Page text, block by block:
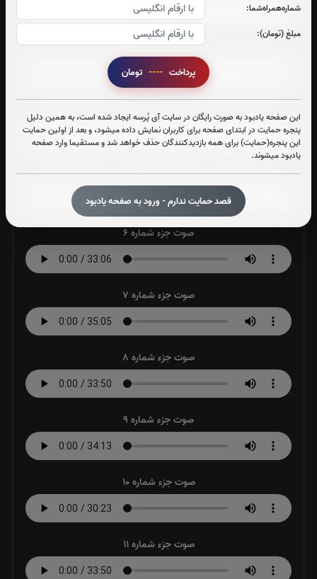
شماره‌همراه‌شما:
مبلغ (تومان):
پرداخت ----
این صفحه یادبود به صورت رایگان در سایت آی پُرسه ایجاد شده است، به همین دلیل
پنجره حمایت در ابتدای صفحه برای کاربران نمایش داده میشود، و بعد از اولین حمایت
این پنجره(حمایت) برای همه بازدیدکنندگان حذف خواهد شد و مستقیما وارد صفحه
یادبود میشوند.
قصد حمایت ندارم - ورود به صفحه یادبود
صوت جزء شماره 3
صوت جزء شماره 4
صوت جزء شماره 5
صوت جزء شماره 6
صوت جزء شماره 7
صوت جزء شماره 8
صوت جزء شماره 9
صوت جزء شماره 10
صوت جزء شماره 11